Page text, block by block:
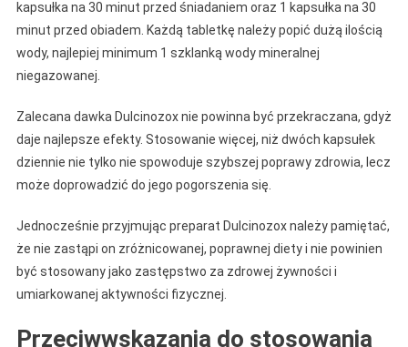
kapsułka na 30 minut przed śniadaniem oraz 1 kapsułka na 30
minut przed obiadem. Każdą tabletkę należy popić dużą ilością
wody, najlepiej minimum 1 szklanką wody mineralnej
niegazowanej.
Zalecana dawka Dulcinozox nie powinna być przekraczana, gdyż
daje najlepsze efekty. Stosowanie więcej, niż dwóch kapsułek
dziennie nie tylko nie spowoduje szybszej poprawy zdrowia, lecz
może doprowadzić do jego pogorszenia się.
Jednocześnie przyjmując preparat Dulcinozox należy pamiętać,
że nie zastąpi on zróżnicowanej, poprawnej diety i nie powinien
być stosowany jako zastępstwo za zdrowej żywności i
umiarkowanej aktywności fizycznej.
Przeciwwskazania do stosowania